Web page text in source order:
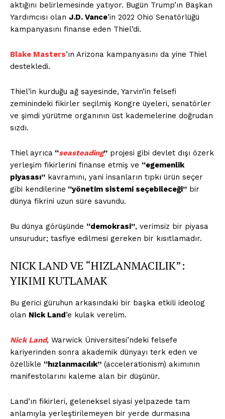
aktığını belirlemesinde yatıyor. Bugün Trump’ın Başkan
Yardımcısı olan J.D. Vance’in 2022 Ohio Senatörlüğü
kampanyasını finanse eden Thiel’di.
Blake Masters’ın Arizona kampanyasını da yine Thiel
destekledi.
Thiel’in kurduğu ağ sayesinde, Yarvin’in felsefi
zeminindeki fikirler seçilmiş Kongre üyeleri, senatörler
ve şimdi yürütme organının üst kademelerine doğrudan
sızdı.
Thiel ayrıca “seasteading” projesi gibi devlet dışı özerk
yerleşim fikirlerini finanse etmiş ve “egemenlik
piyasası” kavramını, yani insanların tıpkı ürün seçer
gibi kendilerine “yönetim sistemi seçebileceği” bir
dünya fikrini uzun süre savundu.
Bu dünya görüşünde “demokrasi”, verimsiz bir piyasa
unsurudur; tasfiye edilmesi gereken bir kısıtlamadır.
NICK LAND VE “HIZLANMACILIK”:
YIKIMI KUTLAMAK
Bu gerici güruhun arkasındaki bir başka etkili ideolog
olan Nick Land’e kulak verelim.
Nick Land, Warwick Üniversitesi’ndeki felsefe
kariyerinden sonra akademik dünyayı terk eden ve
özellikle “hızlanmacılık” (accelerationism) akımının
manifestolarını kaleme alan bir düşünür.
Land’ın fikirleri, geleneksel siyasi yelpazede tam
anlamıyla yerleştirilemeyen bir yerde durmasına